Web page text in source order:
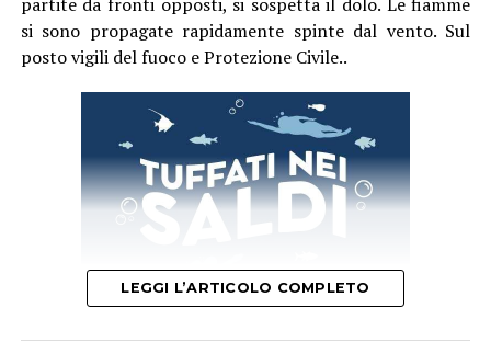
si sono propagate rapidamente spinte dal vento. Sul
posto vigili del fuoco e Protezione Civile..
LEGGI L’ARTICOLO COMPLETO